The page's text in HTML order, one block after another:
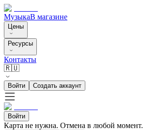
МузыкаВ магазине
Цены
Ресурсы
Контакты
🇷🇺
Войти Создать аккаунт
Войти
Карта не нужна. Отмена в любой момент.